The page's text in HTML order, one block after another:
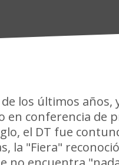
los últimos años,
conferencia de
el DT fue
la "Fiera"